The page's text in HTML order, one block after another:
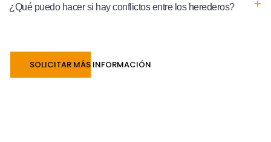
¿Qué puedo hacer si hay conflictos entre los herederos?
SOLICITAR MÁS INFORMACIÓN